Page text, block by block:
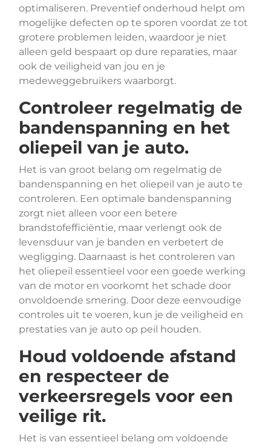
optimaliseren. Preventief onderhoud helpt om
mogelijke defecten op te sporen voordat ze tot
grotere problemen leiden, waardoor je niet
alleen geld bespaart op dure reparaties, maar
ook de veiligheid van jou en je
medeweggebruikers waarborgt.
Controleer regelmatig de
bandenspanning en het
oliepeil van je auto.
Het is van groot belang om regelmatig de
bandenspanning en het oliepeil van je auto te
controleren. Een optimale bandenspanning
zorgt niet alleen voor een betere
brandstofefficiëntie, maar verlengt ook de
levensduur van je banden en verbetert de
wegligging. Daarnaast is het controleren van
het oliepeil essentieel voor een goede werking
van de motor en voorkomt het schade door
onvoldoende smering. Door deze eenvoudige
controles uit te voeren, kun je de veiligheid en
prestaties van je auto op peil houden.
Houd voldoende afstand
en respecteer de
verkeersregels voor een
veilige rit.
Het is van essentieel belang om voldoende